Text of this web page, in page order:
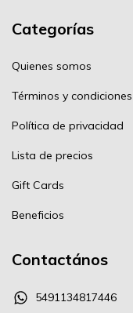
Categorías
Quienes somos
Términos y condiciones
Política de privacidad
Lista de precios
Gift Cards
Beneficios
Contactános
5491134817446